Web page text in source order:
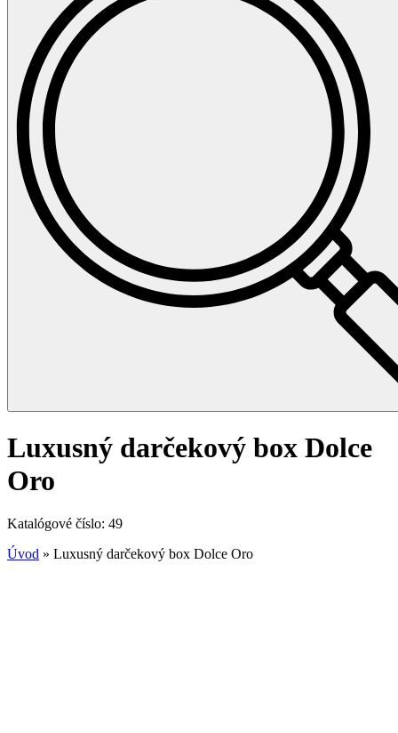
Luxusný darčekový box Dolce
Oro
Katalógové číslo: 49
Úvod » Luxusný darčekový box Dolce Oro